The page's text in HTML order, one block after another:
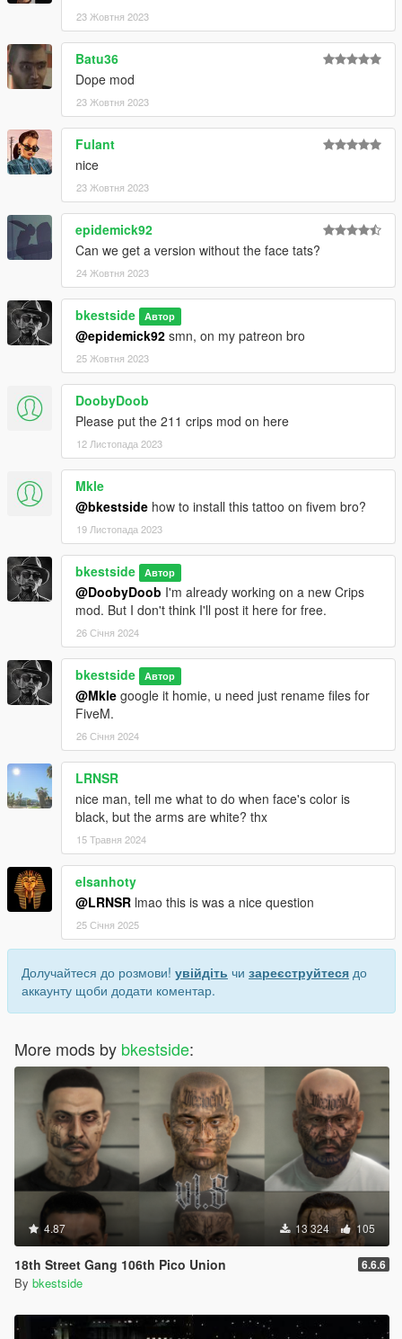
23 Жовтня 2023
Batu36
Dope mod
23 Жовтня 2023
Fulant
nice
23 Жовтня 2023
epidemick92
Can we get a version without the face tats?
24 Жовтня 2023
bkestside Автор
@epidemick92 smn, on my patreon bro
25 Жовтня 2023
DoobyDoob
Please put the 211 crips mod on here
12 Листопада 2023
Mkle
@bkestside how to install this tattoo on fivem bro?
19 Листопада 2023
bkestside Автор
@DoobyDoob I'm already working on a new Crips
mod. But I don't think I'll post it here for free.
26 Січня 2024
bkestside Автор
@Mkle google it homie, u need just rename files for
FiveM.
26 Січня 2024
LRNSR
nice man, tell me what to do when face's color is
black, but the arms are white? thx
15 Травня 2024
elsanhoty
@LRNSR lmao this is was a nice question
25 Січня 2025
Долучайтеся до розмови! увійдіть чи зареєструйтеся до
аккаунту щоби додати коментар.
More mods by bkestside:
4.87 13 324 105
18th Street Gang 106th Pico Union 6.6.6
By bkestside